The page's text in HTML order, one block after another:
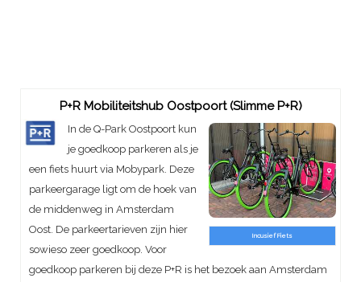
P+R Mobiliteitshub Oostpoort (Slimme P+R)
Incusief Fiets
In de Q-Park Oostpoort kun
je goedkoop parkeren als je
een fiets huurt via Mobypark. Deze
parkeergarage ligt om de hoek van
de middenweg in Amsterdam
Oost. De parkeertarieven zijn hier
sowieso zeer goedkoop. Voor
goedkoop parkeren bij deze P+R is het bezoek aan Amsterdam